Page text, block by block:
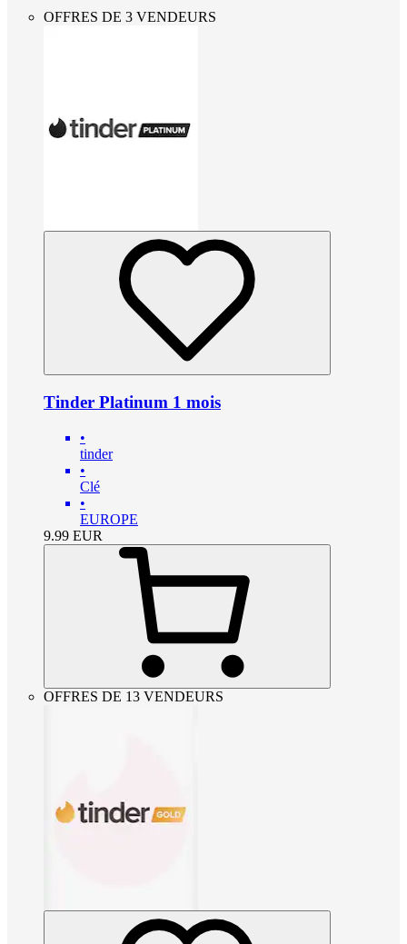
OFFRES DE 3 VENDEURS
Tinder Platinum 1 mois
•
tinder
•
Clé
•
EUROPE
9.99 EUR
OFFRES DE 13 VENDEURS